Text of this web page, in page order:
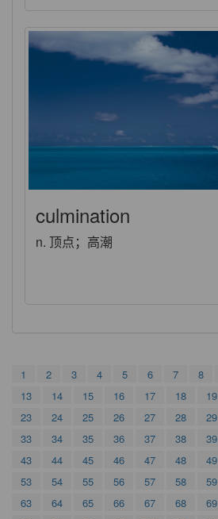
culmination
n. 顶点；高潮
1 2 3 4 5 6 7 8
13
14 15 16 17 18 19
23
24 25 26 27 28 29
33
34 35 36 37 38 39
43
44 45 46 47 48 49
53
54 55 56 57 58 59
63
64 65 66 67 68 69